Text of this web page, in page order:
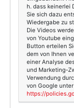
Uhr
Mir gefällt’s!
Schönen
Auf diesen
am
Uhr
h. dass keinerlei
Sie sich dazu
Wiedergabe zu
Die Videos
von Youtube
Button erteilen
dem von Ihnen
einer Analyse
und Marketing-
Verwendung
von Google unter
https://